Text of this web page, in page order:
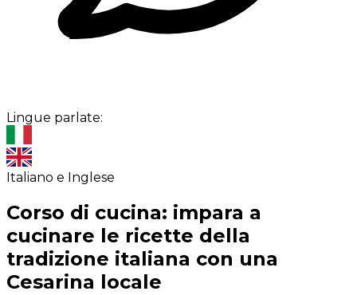
Lingue parlate:
Italiano e Inglese
Corso di cucina: impara a
cucinare le ricette della
tradizione italiana con una
Cesarina locale